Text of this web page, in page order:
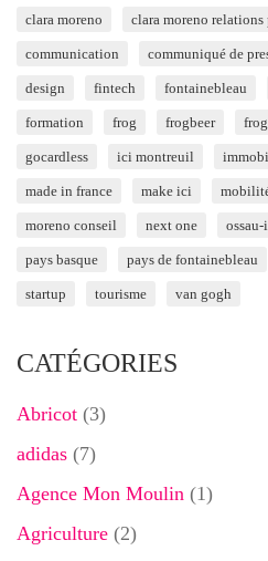
clara moreno clara moreno relations
communication communiqué de
design fintech fontainebleau
formation frog frogbeer
gocardless ici montreuil
made in france make ici
moreno conseil next one
pays basque pays de fontainebleau
startup tourisme van gogh
CATÉGORIES
Abricot (3)
adidas (7)
Agence Mon Moulin (1)
Agriculture (2)